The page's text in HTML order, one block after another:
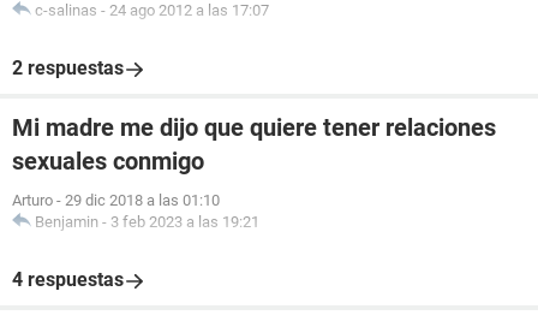
c-salinas - 24 ago 2012 a las 17:07
2 respuestas
Mi madre me dijo que quiere tener relaciones
sexuales conmigo
Arturo - 29 dic 2018 a las 01:10
Benjamin - 3 feb 2023 a las 19:21
4 respuestas